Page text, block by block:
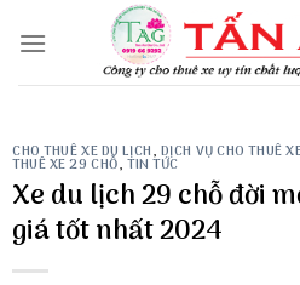
CHO THUÊ XE DU LỊCH, DỊCH VỤ CHO THUÊ
THUÊ XE 29 CHỖ, TIN TỨC
Xe du lịch 29 chỗ đời
giá tốt nhất 2024